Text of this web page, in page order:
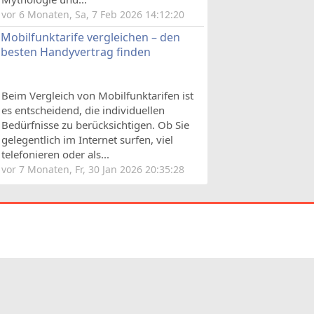
vor 6 Monaten, Sa, 7 Feb 2026 14:12:20
Mobilfunktarife vergleichen – den
besten Handyvertrag finden
Beim Vergleich von Mobilfunktarifen ist
es entscheidend, die individuellen
Bedürfnisse zu berücksichtigen. Ob Sie
gelegentlich im Internet surfen, viel
telefonieren oder als...
vor 7 Monaten, Fr, 30 Jan 2026 20:35:28